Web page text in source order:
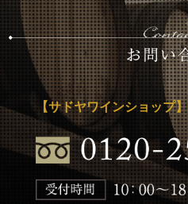
【サドヤワインショップ】